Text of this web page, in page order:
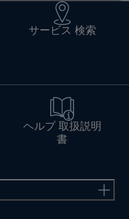
サービス 検索
ヘルプ 取扱説明
書